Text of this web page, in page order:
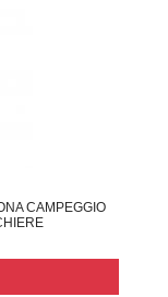
CAMPEGGIO